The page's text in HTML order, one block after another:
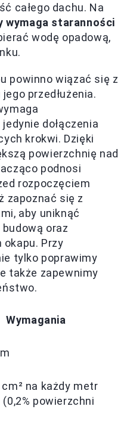
całego dachu. Na
wymaga staranności
wodę opadową,
powinno wiązać się z
przedłużenia.
dołączenia
krokwi. Dzięki
powierzchnię nad
podnosi
rozpoczęciem
zapoznać się z
aby uniknąć
oraz
okapu. Przy
tylko poprawimy
także zapewnimy
Wymagania
cm² na każdy metr
(0,2% powierzchni